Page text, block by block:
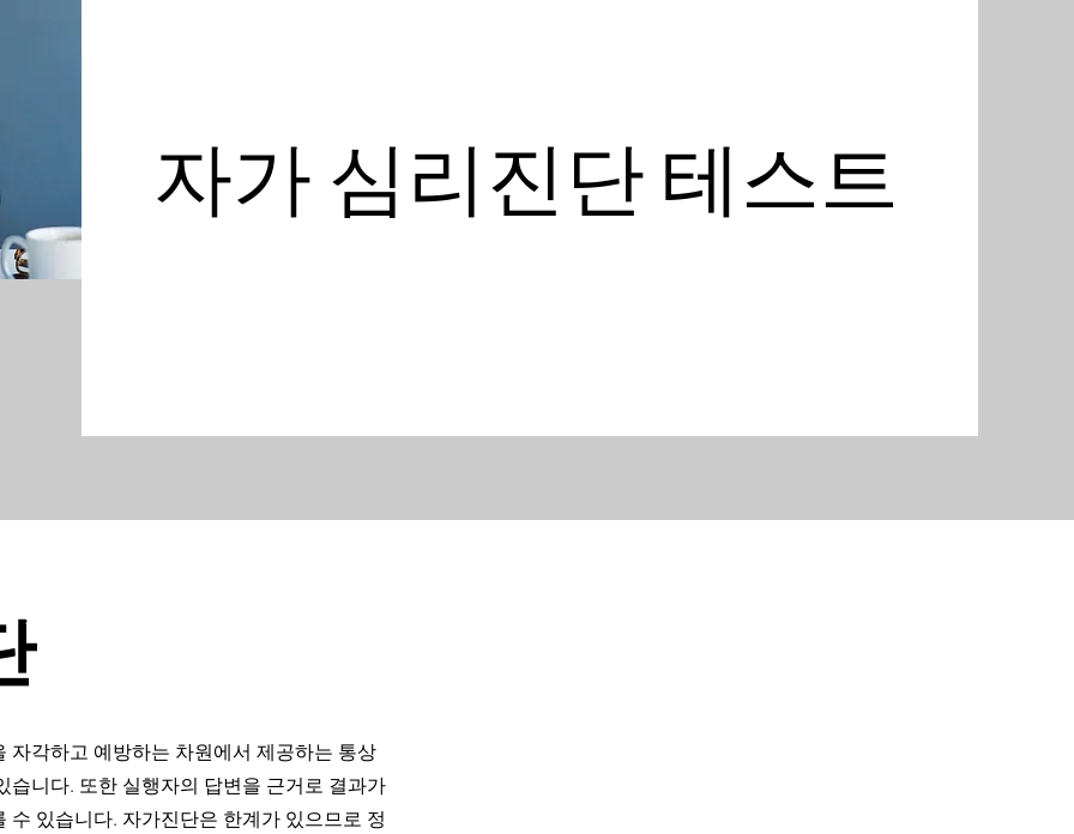
자가 심리진단 테스트
자각하고 예방하는 차원에서 제공하는 통상
습니다. 또한 실행자의 답변을 근거로 결과가
수 있습니다. 자가진단은 한계가 있으므로 정